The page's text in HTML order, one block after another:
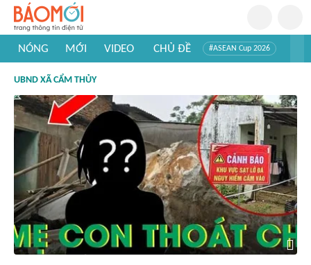
NÓNG MỚI VIDEO CHỦ ĐỀ #ASEAN Cup 2026
#Khám phá thế giới
UBND XÃ CẨM THỦY